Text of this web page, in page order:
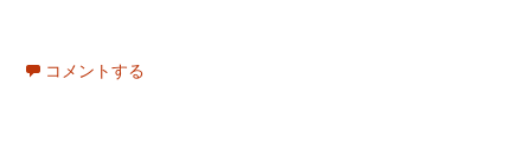
コメントする